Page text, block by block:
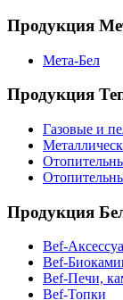
Продукция
Мета-Бел
Продукция
Газовые и
Продукция
Bef-
Bef-
Bef-Печи,
Bef-Топки